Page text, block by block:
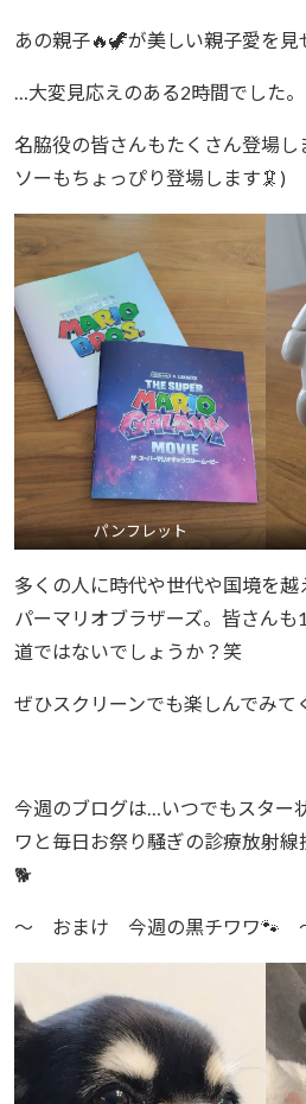
あの親子🔥🦖が美しい親子愛を見
…大変見応えのある2時間でした。
名脇役の皆さんもたくさん登場し
ソーもちょっぴり登場します🦑)
パンフレット
多くの人に時代や世代や国境を越
パーマリオブラザーズ。皆さん
道ではないでしょうか？笑
ぜひスクリーンでも楽しんでみて
今週のブログは…いつでもスター
ワと毎日お祭り騒ぎの診療放射
🐕️
〜 おまけ 今週の黒チワワ🐾